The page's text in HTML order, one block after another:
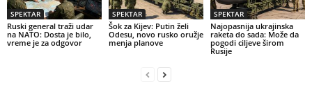
SPEKTAR
Ruski general traži udar
na NATO: Dosta je bilo,
vreme je za odgovor
SPEKTAR
Šok za Kijev: Putin želi
Odesu, novo rusko oružje
menja planove
SPEKTAR
Najopasnija ukrajinska
raketa do sada: Može da
pogodi ciljeve širom
Rusije